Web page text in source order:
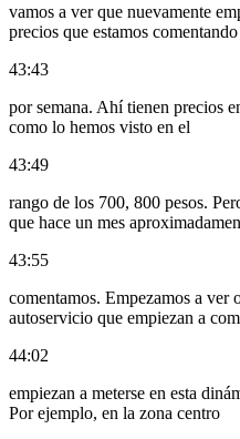
vamos a ver que nuevamente
precios que estamos comentando
43:43
por semana. Ahí tienen precios
como lo hemos visto en el
43:49
rango de los 700, 800 pesos.
que hace un mes
43:55
comentamos. Empezamos a ver
autoservicio que empiezan a
44:02
empiezan a meterse en esta
Por ejemplo, en la zona centro